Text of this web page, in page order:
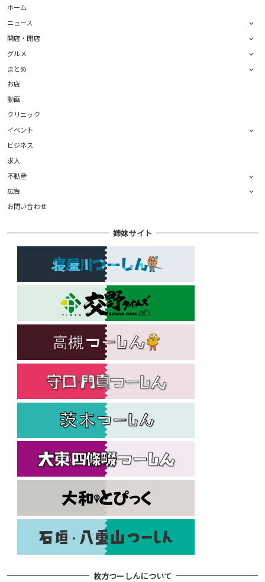
ホーム
ニュース
開店・閉店
グルメ
まとめ
お店
動画
クリニック
イベント
ビジネス
求人
不動産
広告
お問い合わせ
姉妹サイト
枚方つーしんについて